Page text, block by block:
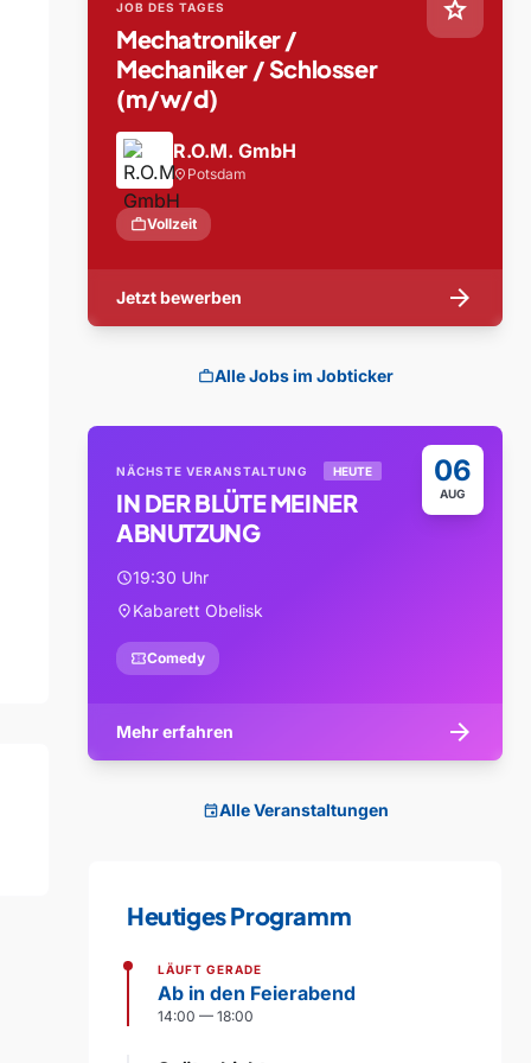
star
JOB DES TAGES
Mechatroniker /
Mechaniker / Schlosser
(m/w/d)
R.O.M. GmbH
location_on Potsdam
workVollzeit
Jetzt bewerben arrow_forward
workAlle Jobs im Jobticker
06
AUG
NÄCHSTE VERANSTALTUNG HEUTE
IN DER BLÜTE MEINER
ABNUTZUNG
schedule19:30 Uhr
location_onKabarett Obelisk
confirmation_numberComedy
Mehr erfahren arrow_forward
eventAlle Veranstaltungen
Heutiges Programm
LÄUFT GERADE
Ab in den Feierabend
14:00 — 18:00